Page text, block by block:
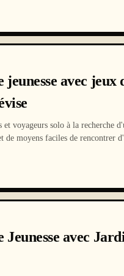
jeunesse avec jeux
et voyageurs solo à la recherche
de moyens faciles de rencontrer
Jeunesse avec